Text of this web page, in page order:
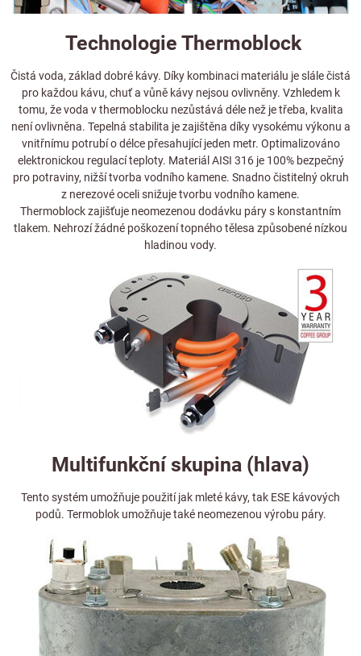
Technologie Thermoblock
Čistá voda, základ dobré kávy. Díky kombinaci materiálu je slále čistá
pro každou kávu, chuť a vůně kávy nejsou ovlivněny. Vzhledem k
tomu, že voda v thermoblocku nezůstává déle než je třeba, kvalita
není ovlivněna. Tepelná stabilita je zajištěna díky vysokému výkonu a
vnitřnímu potrubí o délce přesahující jeden metr. Optimalizováno
elektronickou regulací teploty. Materiál AISI 316 je 100% bezpečný
pro potraviny, nižší tvorba vodního kamene. Snadno čistitelný okruh
z nerezové oceli snižuje tvorbu vodního kamene.
Thermoblock zajišťuje neomezenou dodávku páry s konstantním
tlakem. Nehrozí žádné poškození topného tělesa způsobené nízkou
hladinou vody.
Multifunkční skupina (hlava)
Tento systém umožňuje použití jak mleté kávy, tak ESE kávových
podů. Termoblok umožňuje také neomezenou výrobu páry.